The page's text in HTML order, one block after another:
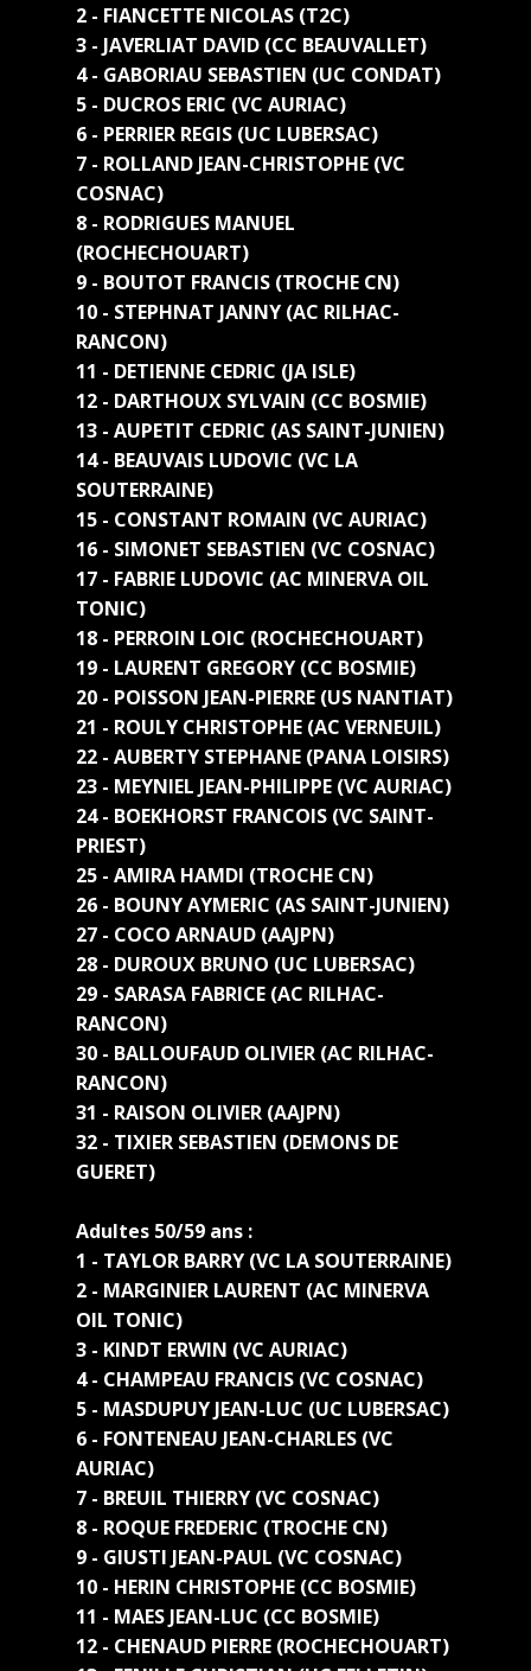
2 - FIANCETTE NICOLAS (T2C)
3 - JAVERLIAT DAVID (CC BEAUVALLET)
4 - GABORIAU SEBASTIEN (UC CONDAT)
5 - DUCROS ERIC (VC AURIAC)
6 - PERRIER REGIS (UC LUBERSAC)
7 - ROLLAND JEAN-CHRISTOPHE (VC
COSNAC)
8 - RODRIGUES MANUEL
(ROCHECHOUART)
9 - BOUTOT FRANCIS (TROCHE CN)
10 - STEPHNAT JANNY (AC RILHAC-
RANCON)
11 - DETIENNE CEDRIC (JA ISLE)
12 - DARTHOUX SYLVAIN (CC BOSMIE)
13 - AUPETIT CEDRIC (AS SAINT-JUNIEN)
14 - BEAUVAIS LUDOVIC (VC LA
SOUTERRAINE)
15 - CONSTANT ROMAIN (VC AURIAC)
16 - SIMONET SEBASTIEN (VC COSNAC)
17 - FABRIE LUDOVIC (AC MINERVA OIL
TONIC)
18 - PERROIN LOIC (ROCHECHOUART)
19 - LAURENT GREGORY (CC BOSMIE)
20 - POISSON JEAN-PIERRE (US NANTIAT)
21 - ROULY CHRISTOPHE (AC VERNEUIL)
22 - AUBERTY STEPHANE (PANA LOISIRS)
23 - MEYNIEL JEAN-PHILIPPE (VC AURIAC)
24 - BOEKHORST FRANCOIS (VC SAINT-
PRIEST)
25 - AMIRA HAMDI (TROCHE CN)
26 - BOUNY AYMERIC (AS SAINT-JUNIEN)
27 - COCO ARNAUD (AAJPN)
28 - DUROUX BRUNO (UC LUBERSAC)
29 - SARASA FABRICE (AC RILHAC-
RANCON)
30 - BALLOUFAUD OLIVIER (AC RILHAC-
RANCON)
31 - RAISON OLIVIER (AAJPN)
32 - TIXIER SEBASTIEN (DEMONS DE
GUERET)
Adultes 50/59 ans :
1 - TAYLOR BARRY (VC LA SOUTERRAINE)
2 - MARGINIER LAURENT (AC MINERVA
OIL TONIC)
3 - KINDT ERWIN (VC AURIAC)
4 - CHAMPEAU FRANCIS (VC COSNAC)
5 - MASDUPUY JEAN-LUC (UC LUBERSAC)
6 - FONTENEAU JEAN-CHARLES (VC
AURIAC)
7 - BREUIL THIERRY (VC COSNAC)
8 - ROQUE FREDERIC (TROCHE CN)
9 - GIUSTI JEAN-PAUL (VC COSNAC)
10 - HERIN CHRISTOPHE (CC BOSMIE)
11 - MAES JEAN-LUC (CC BOSMIE)
12 - CHENAUD PIERRE (ROCHECHOUART)